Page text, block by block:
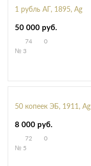
1 рубль АГ, 1895, Ag
50 000 руб.
74
0
№ 3
50 копеек ЭБ, 1911, Ag
8 000 руб.
72
0
№ 5